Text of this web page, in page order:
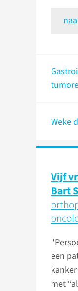
Weke
Vijf
Bart
een
met